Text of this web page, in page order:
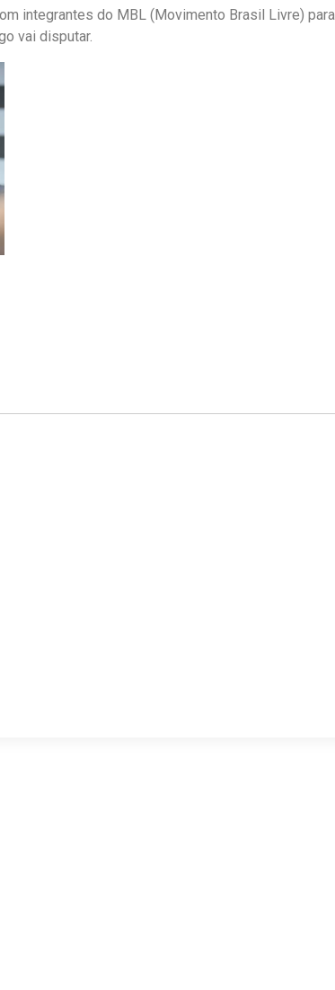
integrantes do MBL (Movimento Brasil Livre) para
vai disputar.